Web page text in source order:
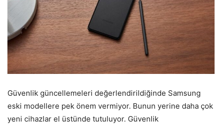
Güvenlik güncellemeleri değerlendirildiğinde Samsung
eski modellere pek önem vermiyor. Bunun yerine daha çok
yeni cihazlar el üstünde tutuluyor. Güvenlik